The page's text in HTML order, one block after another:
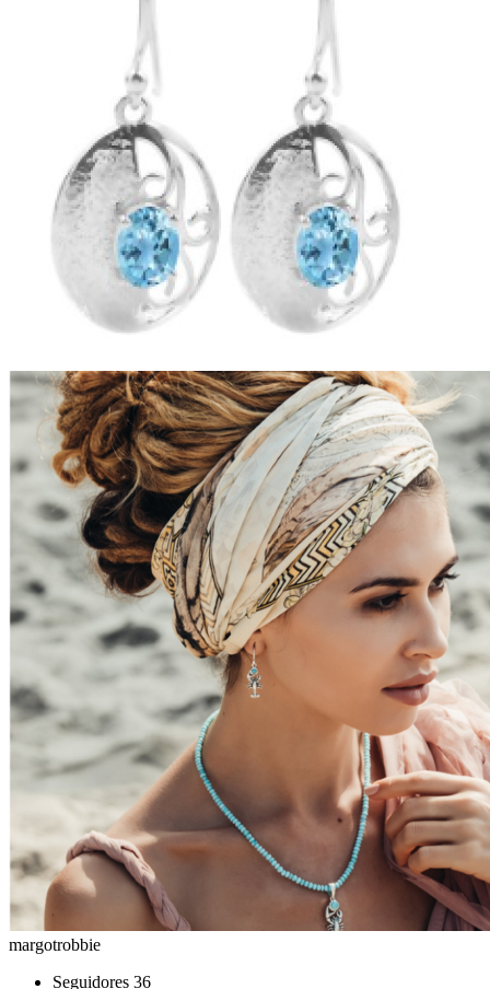
margotrobbie
Seguidores 36